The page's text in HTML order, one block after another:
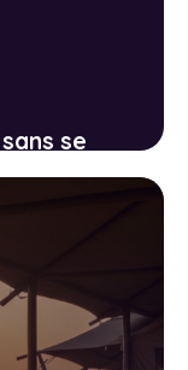
se
et repérer